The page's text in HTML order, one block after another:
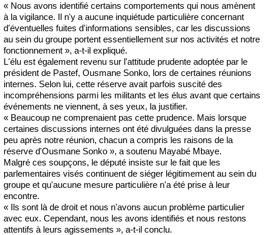
« Nous avons identifié certains comportements qui nous amènent
à la vigilance. Il n'y a aucune inquiétude particulière concernant
d'éventuelles fuites d'informations sensibles, car les discussions
au sein du groupe portent essentiellement sur nos activités et notre
fonctionnement », a-t-il expliqué.
L'élu est également revenu sur l'attitude prudente adoptée par le
président de Pastef, Ousmane Sonko, lors de certaines réunions
internes. Selon lui, cette réserve avait parfois suscité des
incompréhensions parmi les militants et les élus avant que certains
événements ne viennent, à ses yeux, la justifier.
« Beaucoup ne comprenaient pas cette prudence. Mais lorsque
certaines discussions internes ont été divulguées dans la presse
peu après notre réunion, chacun a compris les raisons de la
réserve d'Ousmane Sonko », a soutenu Mayabé Mbaye.
Malgré ces soupçons, le député insiste sur le fait que les
parlementaires visés continuent de siéger légitimement au sein du
groupe et qu'aucune mesure particulière n'a été prise à leur
encontre.
« Ils sont là de droit et nous n'avons aucun problème particulier
avec eux. Cependant, nous les avons identifiés et nous restons
attentifs à leurs agissements », a-t-il conclu.